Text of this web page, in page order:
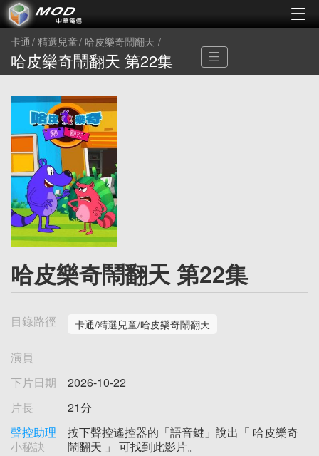
卡通 精選兒童 哈皮樂奇鬧翻天
哈皮樂奇鬧翻天 第22集
哈皮樂奇鬧翻天 第22集
目錄路徑 卡通/精選兒童/哈皮樂奇鬧翻天
演員
下片日期
2026-10-22
片長
21分
聲控助理
小秘訣
按下聲控遙控器的「語音鍵」說出「 哈皮樂奇
鬧翻天 」 可找到此影片。